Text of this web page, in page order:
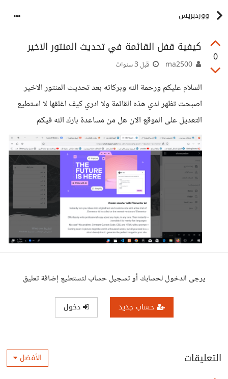
ووردبريس
0
كيفية قفل القائمة في تحديث المنتور الاخير
قبل 3 سنوات
السلام عليكم ورحمة الله وبركاته بعد تحديث المنتور الاخير
اصبحت تظهر لدي هذه القائمة ولا ادري كيف اغلقها لا استطيع
التعديل على الموقع الان هل من مساعدة بارك الله فيكم
يرجى الدخول لحسابك أو تسجيل حساب لتستطيع إضافة تعليق
حساب جديد دخول
التعليقات الأفضل